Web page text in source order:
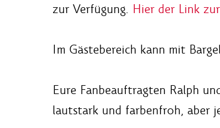
zur Verfügung. Hier der Link
Im Gästebereich kann mit
Eure Fanbeauftragten Ralph
lautstark und farbenfroh, aber